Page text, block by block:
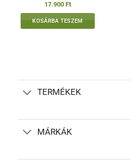
17.900 Ft
KOSÁRBA TESZEM
TERMÉKEK
MÁRKÁK